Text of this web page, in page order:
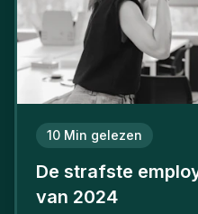
10 Min gelezen
De strafste
van 2024